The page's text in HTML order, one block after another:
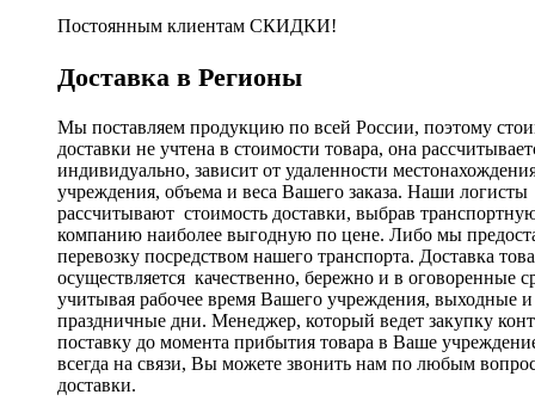
Постоянным клиентам СКИДКИ!
Доставка в Регионы
Мы поставляем продукцию по всей России, поэтому
доставки не учтена в стоимости товара, она
индивидуально, зависит от удаленности
учреждения, объема и веса Вашего заказа. Наши логисты
рассчитывают стоимость доставки, выбрав
компанию наиболее выгодную по цене. Либо мы
перевозку посредством нашего транспорта. Доставка
осуществляется качественно, бережно и в оговоренные
учитывая рабочее время Вашего учреждения, выходные и
праздничные дни. Менеджер, который ведет закупку
поставку до момента прибытия товара в Ваше
всегда на связи, Вы можете звонить нам по любым
доставки.